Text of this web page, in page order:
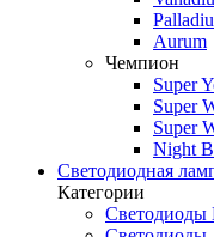
Aurum
Чемпион
Super
Super
Super
Night
Светодиодная
Категории
Светодиоды